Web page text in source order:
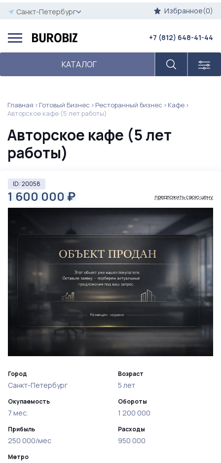
Санкт-Петербург Избранное(0)
КАТАЛОГ
+7 (812) 648-41-44
Главная Готовый Бизнес Ресторанный бизнес
Кафе
Авторское кафе (5 лет работы)
Авторское кафе (5 лет
работы)
ID: 20058
1 600 000 ₽ предложить свою цену
Город
Санкт-Петербург
Окупаемость
7 мес.
Прибыль
250 000/мес
Возраст
5 лет
Обороты
1 200 000
Расходы
950 000
Метро